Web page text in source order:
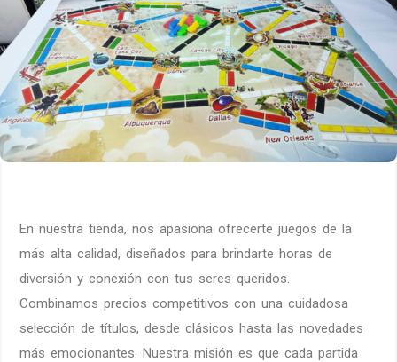
En nuestra tienda, nos apasiona ofrecerte juegos de la
más alta calidad, diseñados para brindarte horas de
diversión y conexión con tus seres queridos.
Combinamos precios competitivos con una cuidadosa
selección de títulos, desde clásicos hasta las novedades
más emocionantes. Nuestra misión es que cada partida